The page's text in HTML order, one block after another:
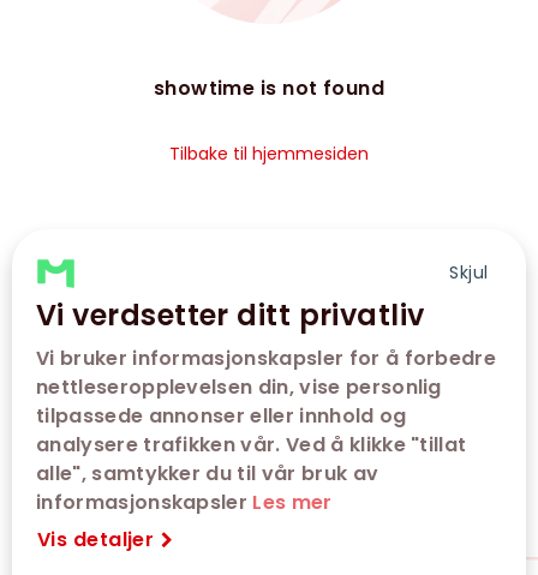
Skjul
Vi verdsetter ditt privatliv
Vi bruker informasjonskapsler for å forbedre
nettleseropplevelsen din, vise personlig
tilpassede annonser eller innhold og
analysere trafikken vår. Ved å klikke "tillat
alle", samtykker du til vår bruk av
informasjonskapsler Les mer
Vis detaljer
showtime is not found
Tilbake til hjemmesiden